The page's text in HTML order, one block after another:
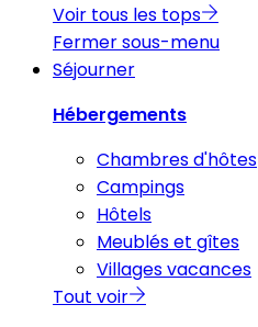
Voir tous les tops
Fermer sous-menu
Séjourner
Hébergements
Chambres d'hôtes
Campings
Hôtels
Meublés et gîtes
Villages vacances
Tout voir